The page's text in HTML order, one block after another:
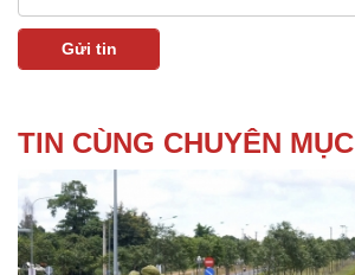
TIN CÙNG CHUYÊN MỤC